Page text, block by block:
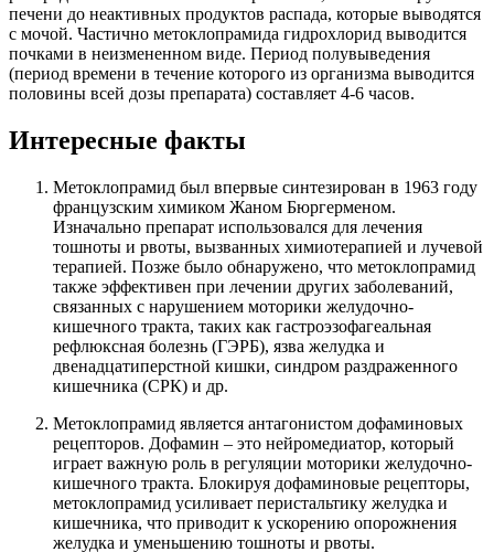
печени до неактивных продуктов распада, которые выводятся
с мочой. Частично метоклопрамида гидрохлорид выводится
почками в неизмененном виде. Период полувыведения
(период времени в течение которого из организма выводится
половины всей дозы препарата) составляет 4-6 часов.
Интересные факты
Метоклопрамид был впервые синтезирован в 1963 году
французским химиком Жаном Бюргерменом.
Изначально препарат использовался для лечения
тошноты и рвоты, вызванных химиотерапией и лучевой
терапией. Позже было обнаружено, что метоклопрамид
также эффективен при лечении других заболеваний,
связанных с нарушением моторики желудочно-
кишечного тракта, таких как гастроэзофагеальная
рефлюксная болезнь (ГЭРБ), язва желудка и
двенадцатиперстной кишки, синдром раздраженного
кишечника (СРК) и др.
Метоклопрамид является антагонистом дофаминовых
рецепторов. Дофамин – это нейромедиатор, который
играет важную роль в регуляции моторики желудочно-
кишечного тракта. Блокируя дофаминовые рецепторы,
метоклопрамид усиливает перистальтику желудка и
кишечника, что приводит к ускорению опорожнения
желудка и уменьшению тошноты и рвоты.